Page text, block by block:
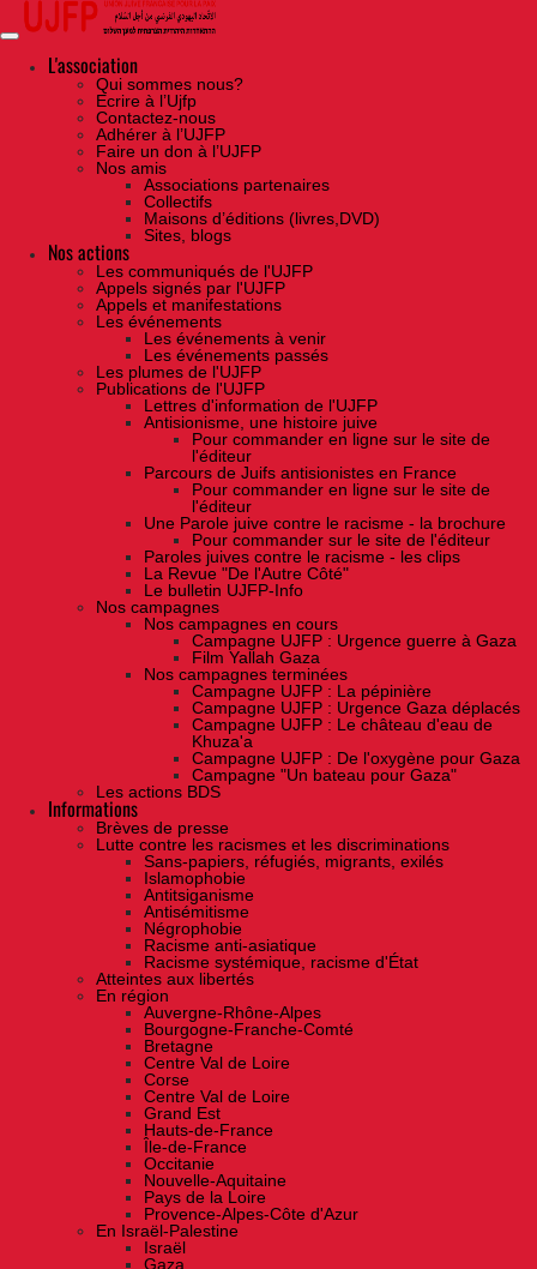
Skip
the
contentL'association
Qui sommes nous?
Ecrire à l’Ujfp
Contactez-nous
Adhérer à l’UJFP
Faire un don à l’UJFP
Nos amis
Associations partenaires
Collectifs
Maisons d’éditions (livres,DVD)
Sites, blogs
Nos actions
Les communiqués de l'UJFP
Appels signés par l'UJFP
Appels et manifestations
Les événements
Les événements à venir
Les événements passés
Les plumes de l'UJFP
Publications de l'UJFP
Lettres d'information de l'UJFP
Antisionisme, une histoire juive
Pour commander en ligne sur le site de
l'éditeur
Parcours de Juifs antisionistes en France
Pour commander en ligne sur le site de
l'éditeur
Une Parole juive contre le racisme - la brochure
Pour commander sur le site de l'éditeur
Paroles juives contre le racisme - les clips
La Revue "De l'Autre Côté"
Le bulletin UJFP-Info
Nos campagnes
Nos campagnes en cours
Campagne UJFP : Urgence guerre à Gaza
Film Yallah Gaza
Nos campagnes terminées
Campagne UJFP : La pépinière
Campagne UJFP : Urgence Gaza déplacés
Campagne UJFP : Le château d'eau de
Khuza'a
Campagne UJFP : De l'oxygène pour Gaza
Campagne "Un bateau pour Gaza"
Les actions BDS
Informations
Brèves de presse
Lutte contre les racismes et les discriminations
Sans-papiers, réfugiés, migrants, exilés
Islamophobie
Antitsiganisme
Antisémitisme
Négrophobie
Racisme anti-asiatique
Racisme systémique, racisme d'État
Atteintes aux libertés
En région
Auvergne-Rhône-Alpes
Bourgogne-Franche-Comté
Bretagne
Centre Val de Loire
Corse
Centre Val de Loire
Grand Est
Hauts-de-France
Île-de-France
Occitanie
Nouvelle-Aquitaine
Pays de la Loire
Provence-Alpes-Côte d'Azur
En Israël-Palestine
Israël
Gaza